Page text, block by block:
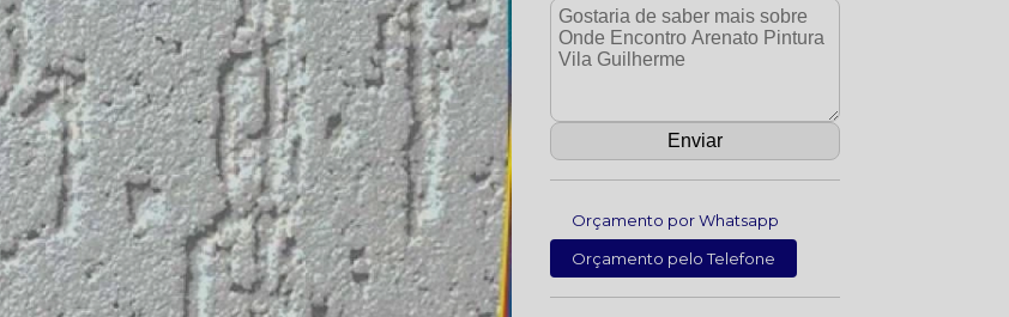
Orçamento por Whatsapp
Orçamento pelo Telefone